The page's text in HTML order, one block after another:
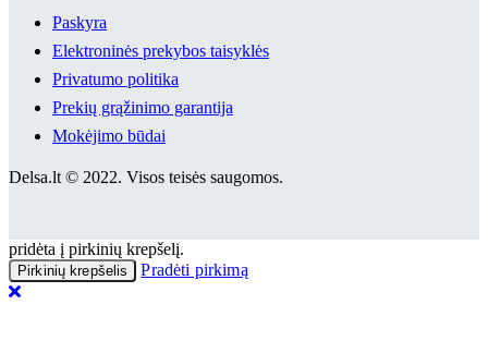
Paskyra
Elektroninės prekybos taisyklės
Privatumo politika
Prekių grąžinimo garantija
Mokėjimo būdai
Delsa.lt © 2022. Visos teisės saugomos.
pridėta į pirkinių krepšelį.
Pirkinių krepšelis Pradėti pirkimą